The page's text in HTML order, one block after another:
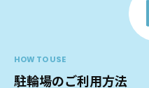
HOW TO USE
駐輪場のご利用方法